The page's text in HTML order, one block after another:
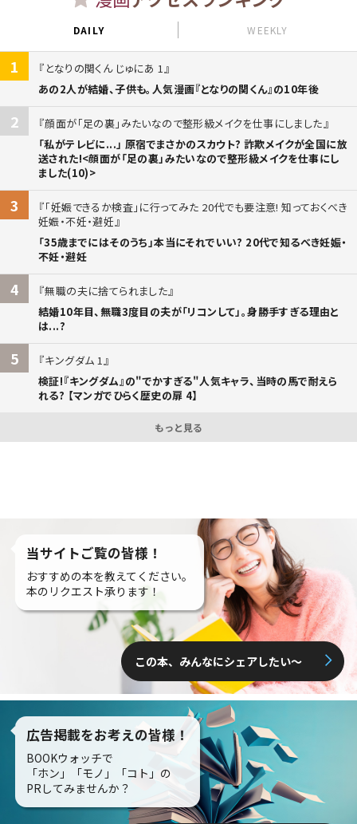
DAILY WEEKLY
1
となりの関くん じゅにあ 1
あの2人が結婚、子供も。人気漫画『となりの関くん』の10年後
2
顔面が「足の裏」みたいなので整形級メイクを仕事にしました
「私がテレビに...」 原宿でまさかのスカウト? 詐欺メイクが全国に放
送された!<顔面が「足の裏」みたいなので整形級メイクを仕事にし
ました(10)>
3
「妊娠できるか検査」に行ってみた 20代でも要注意! 知っておくべき
妊娠・不妊・避妊
「35歳までにはそのうち」本当にそれでいい? 20代で知るべき妊娠・
不妊・避妊
4
無職の夫に捨てられました
結婚10年目、無職3度目の夫が「リコンして」。身勝手すぎる理由と
は...?
5
キングダム 1
検証!『キングダム』の"でかすぎる"人気キャラ、当時の馬で耐えら
れる? 【マンガでひらく歴史の扉 4】
もっと見る
当サイトご覧の皆様！
おすすめの本を教えてください。
本のリクエスト承ります！
この本、みんなにシェアしたい〜
広告掲載をお考えの皆様！
BOOKウォッチで
「ホン」「モノ」「コト」の
PRしてみませんか？